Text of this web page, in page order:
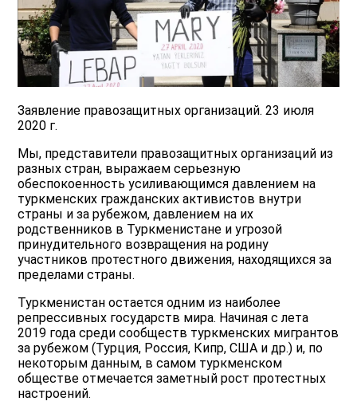
Заявление правозащитных организаций. 23 июля
2020 г.
Мы, представители правозащитных организаций из
разных стран, выражаем серьезную
обеспокоенность усиливающимся давлением на
туркменских гражданских активистов внутри
страны и за рубежом, давлением на их
родственников в Туркменистане и угрозой
принудительного возвращения на родину
участников протестного движения, находящихся за
пределами страны.
Туркменистан остается одним из наиболее
репрессивных государств мира. Начиная с лета
2019 года среди сообществ туркменских мигрантов
за рубежом (Турция, Россия, Кипр, США и др.) и, по
некоторым данным, в самом туркменском
обществе отмечается заметный рост протестных
настроений.